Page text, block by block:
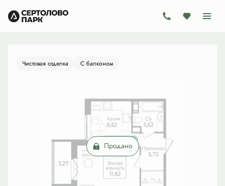
1-комнатная Цена по запросу
Ипотекаот 18 526 руб./мес.
Чистовая отделка С балконом
Продано